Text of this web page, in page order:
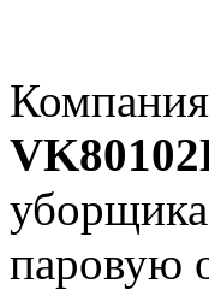
Компания
паровую